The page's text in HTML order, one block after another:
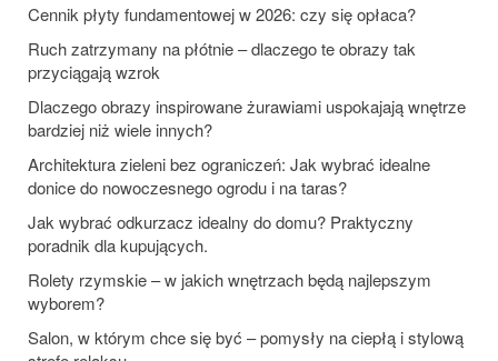
Cennik płyty fundamentowej w 2026: czy się opłaca?
Ruch zatrzymany na płótnie – dlaczego te obrazy tak
przyciągają wzrok
Dlaczego obrazy inspirowane żurawiami uspokajają wnętrze
bardziej niż wiele innych?
Architektura zieleni bez ograniczeń: Jak wybrać idealne
donice do nowoczesnego ogrodu i na taras?
Jak wybrać odkurzacz idealny do domu? Praktyczny
poradnik dla kupujących.
Rolety rzymskie – w jakich wnętrzach będą najlepszym
wyborem?
Salon, w którym chce się być – pomysły na ciepłą i stylową